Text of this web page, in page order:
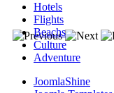
Hotels
Flights
Beachs
Culture
Adventure
JoomlaShine